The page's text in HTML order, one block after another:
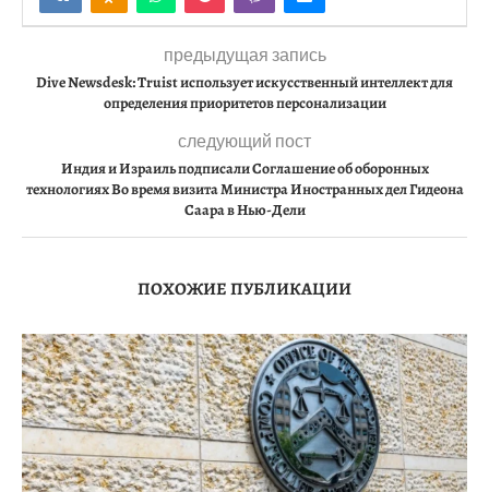
предыдущая запись
Dive Newsdesk: Truist использует искусственный интеллект для
определения приоритетов персонализации
следующий пост
Индия и Израиль подписали Соглашение об оборонных
технологиях Во время визита Министра Иностранных дел Гидеона
Саара в Нью-Дели
ПОХОЖИЕ ПУБЛИКАЦИИ